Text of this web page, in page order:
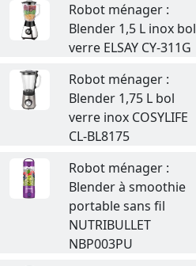
Robot ménager :
Blender 1,5 L inox bol
verre ELSAY CY-311G
Robot ménager :
Blender 1,75 L bol
verre inox COSYLIFE
CL-BL8175
Robot ménager :
Blender à smoothie
portable sans fil
NUTRIBULLET
NBP003PU